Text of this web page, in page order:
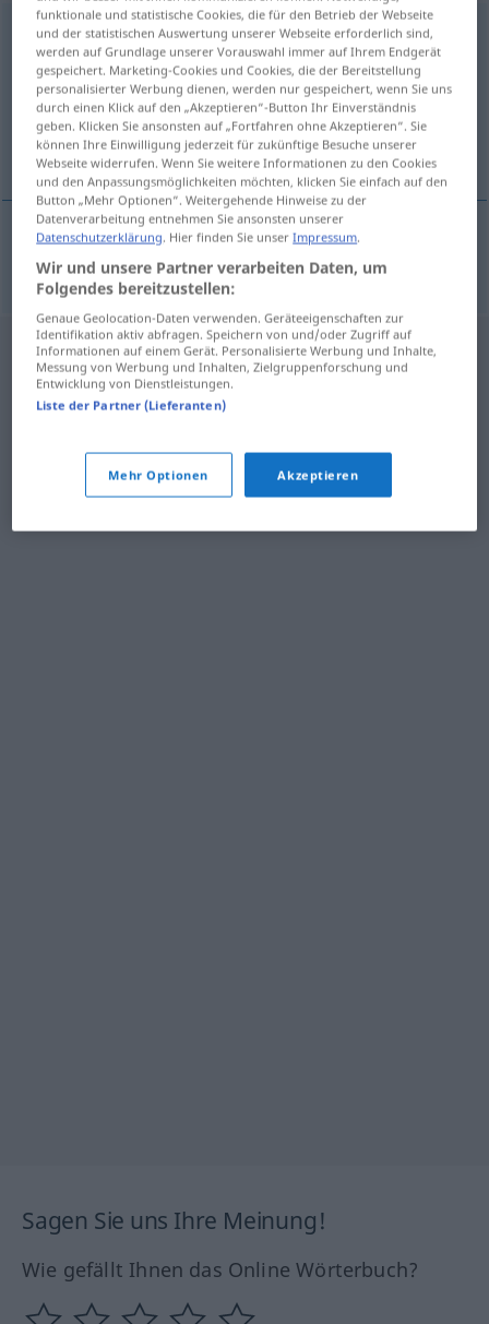
desgewenst [dɛsxəˈ-]
Übersicht aller Übersetzungen
(Für mehr Details die Übersetzung anklicken/antippen)
auf Wunsch
aufWunsch desgewenst
Sagen Sie uns Ihre Meinung!
Wie gefällt Ihnen das Online Wörterbuch?
funktionale und statistische Cookies, die für den Betrieb der Webseite
und der statistischen Auswertung unserer Webseite erforderlich sind,
werden auf Grundlage unserer Vorauswahl immer auf Ihrem Endgerät
gespeichert. Marketing-Cookies und Cookies, die der Bereitstellung
personalisierter Werbung dienen, werden nur gespeichert, wenn Sie uns
durch einen Klick auf den „Akzeptieren“-Button Ihr Einverständnis
geben. Klicken Sie ansonsten auf „Fortfahren ohne Akzeptieren“. Sie
können Ihre Einwilligung jederzeit für zukünftige Besuche unserer
Webseite widerrufen. Wenn Sie weitere Informationen zu den Cookies
und den Anpassungsmöglichkeiten möchten, klicken Sie einfach auf den
Button „Mehr Optionen“. Weitergehende Hinweise zu der
Datenverarbeitung entnehmen Sie ansonsten unserer
Datenschutzerklärung. Hier finden Sie unserImpressum.
Wir und unsere Partner verarbeiten Daten, um
Folgendes bereitzustellen:
Genaue Geolocation-Daten verwenden. Geräteeigenschaften zur
Identifikation aktiv abfragen. Speichern von und/oder Zugriff auf
Informationen auf einem Gerät. Personalisierte Werbung und Inhalte,
Messung von Werbung und Inhalten, Zielgruppenforschung und
Entwicklung von Dienstleistungen.
Liste der Partner (Lieferanten)
Mehr Optionen Akzeptieren